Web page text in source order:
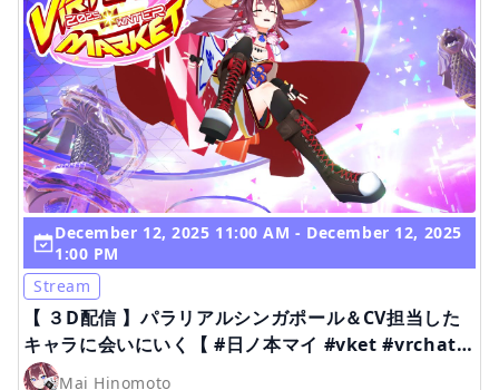
December 12, 2025 11:00 AM - December 12, 2025
1:00 PM
Stream
【 ３D配信 】パラリアルシンガポール＆CV担当した
キャラに会いにいく【 #日ノ本マイ #vket #vrchat
】
Mai Hinomoto